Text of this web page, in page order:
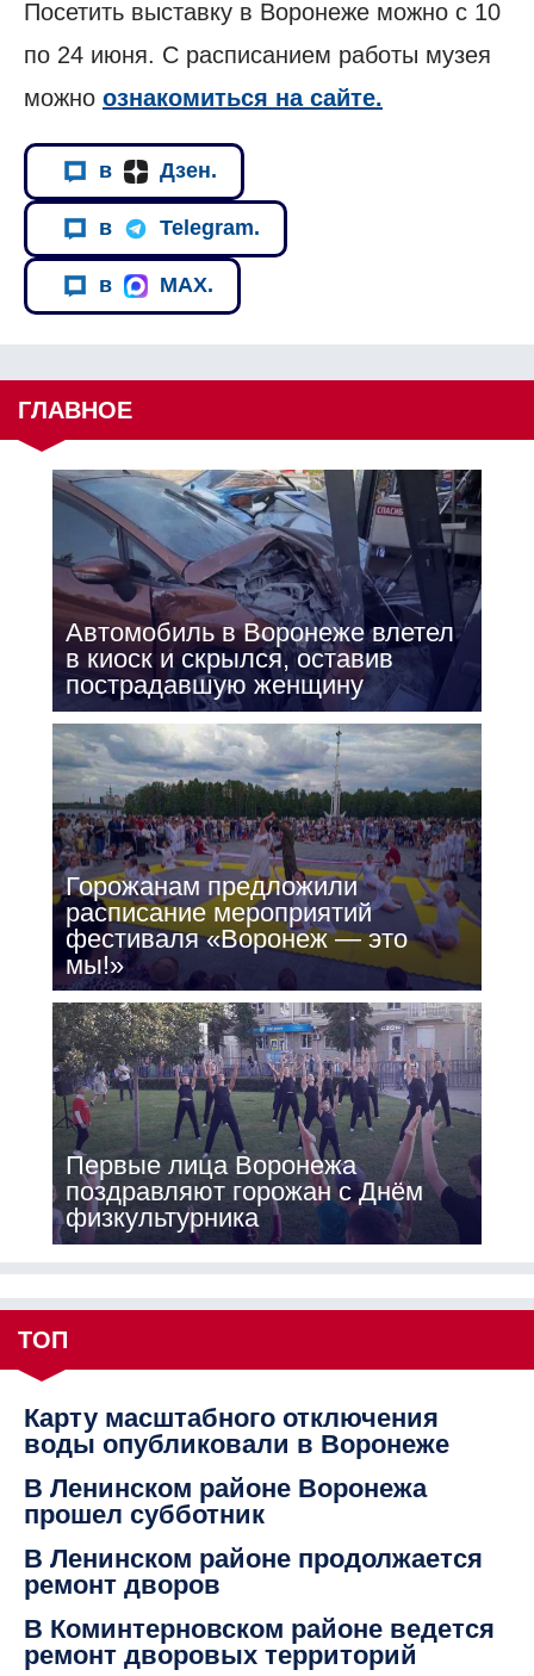
Посетить выставку в Воронеже можно с 10
по 24 июня. С расписанием работы музея
можно ознакомиться на сайте.
в Дзен.
в Telegram.
в MAX.
ГЛАВНОЕ
Автомобиль в Воронеже влетел
в киоск и скрылся, оставив
пострадавшую женщину
Горожанам предложили
расписание мероприятий
фестиваля «Воронеж — это
мы!»
Первые лица Воронежа
поздравляют горожан с Днём
физкультурника
ТОП
Карту масштабного отключения
воды опубликовали в Воронеже
В Ленинском районе Воронежа
прошел субботник
В Ленинском районе продолжается
ремонт дворов
В Коминтерновском районе ведется
ремонт дворовых территорий